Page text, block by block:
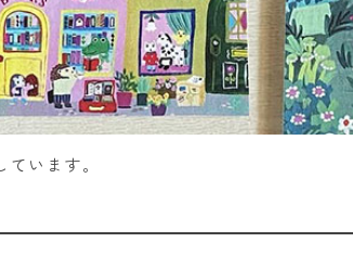
います。